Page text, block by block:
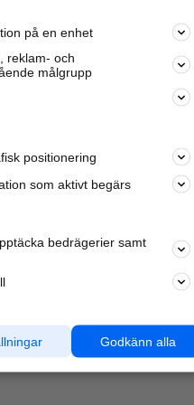
andra härliga
om företag,
på en enhet
reklam- och
målgrupp
positionering
som aktivt begärs
bedrägerier samt
Godkänn alla